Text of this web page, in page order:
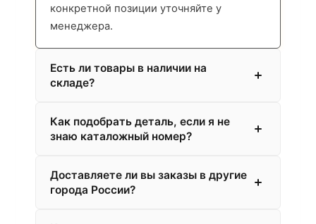
конкретной позиции уточняйте у
менеджера.
Есть ли товары в наличии на
складе?
Как подобрать деталь, если я не
знаю каталожный номер?
Доставляете ли вы заказы в другие
города России?